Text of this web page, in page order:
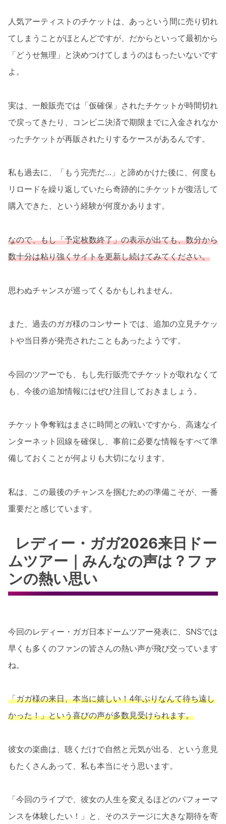
人気アーティストのチケットは、あっという間に売り切れ
てしまうことがほとんどですが、だからといって最初から
「どうせ無理」と決めつけてしまうのはもったいないです
よ。
実は、一般販売では「仮確保」されたチケットが時間切れ
で戻ってきたり、コンビニ決済で期限までに入金されなか
ったチケットが再販されたりするケースがあるんです。
私も過去に、「もう完売だ…」と諦めかけた後に、何度も
リロードを繰り返していたら奇跡的にチケットが復活して
購入できた、という経験が何度かあります。
なので、もし「予定枚数終了」の表示が出ても、数分から
数十分は粘り強くサイトを更新し続けてみてください。
思わぬチャンスが巡ってくるかもしれません。
また、過去のガガ様のコンサートでは、追加の立見チケッ
トや当日券が発売されたこともあったようです。
今回のツアーでも、もし先行販売でチケットが取れなくて
も、今後の追加情報にはぜひ注目しておきましょう。
チケット争奪戦はまさに時間との戦いですから、高速なイ
ンターネット回線を確保し、事前に必要な情報をすべて準
備しておくことが何よりも大切になります。
私は、この最後のチャンスを掴むための準備こそが、一番
重要だと感じています。
レディー・ガガ2026来日ドー
ムツアー｜みんなの声は？ファ
ンの熱い思い
今回のレディー・ガガ日本ドームツアー発表に、SNSでは
早くも多くのファンの皆さんの熱い声が飛び交っています
ね。
「ガガ様の来日、本当に嬉しい！4年ぶりなんて待ち遠し
かった！」という喜びの声が多数見受けられます。
彼女の楽曲は、聴くだけで自然と元気が出る、という意見
もたくさんあって、私も本当にそう思います。
「今回のライブで、彼女の人生を変えるほどのパフォーマ
ンスを体験したい！」と、そのステージに大きな期待を寄